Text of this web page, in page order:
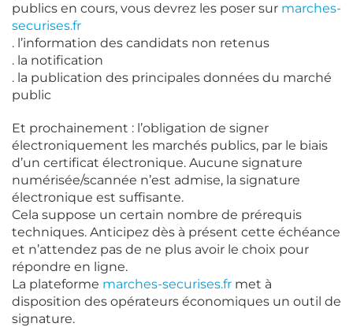
publics en cours, vous devrez les poser sur marches-
securises.fr
. l’information des candidats non retenus
. la notification
. la publication des principales données du marché
public
Et prochainement : l’obligation de signer
électroniquement les marchés publics, par le biais
d’un certificat électronique. Aucune signature
numérisée/scannée n’est admise, la signature
électronique est suffisante.
Cela suppose un certain nombre de prérequis
techniques. Anticipez dès à présent cette échéance
et n’attendez pas de ne plus avoir le choix pour
répondre en ligne.
La plateforme marches-securises.fr met à
disposition des opérateurs économiques un outil de
signature.